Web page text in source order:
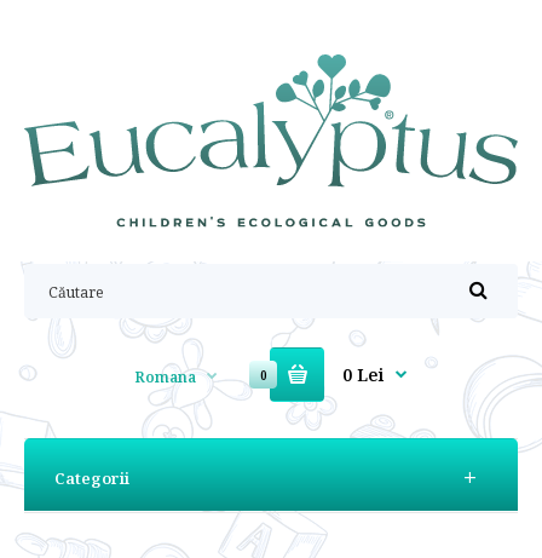
Romana 0 0 Lei
Categorii